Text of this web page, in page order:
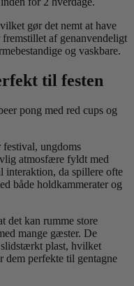
gør det nemt at have
af genanvendeligt
og vaskbare.
til festen
ungdoms
atmosfære fyldt med
interaktion, da spillere ofte
både holdkammerater og
det kan rumme store
mange gæster. De
plast, hvilket
dem perfekte til gentagne